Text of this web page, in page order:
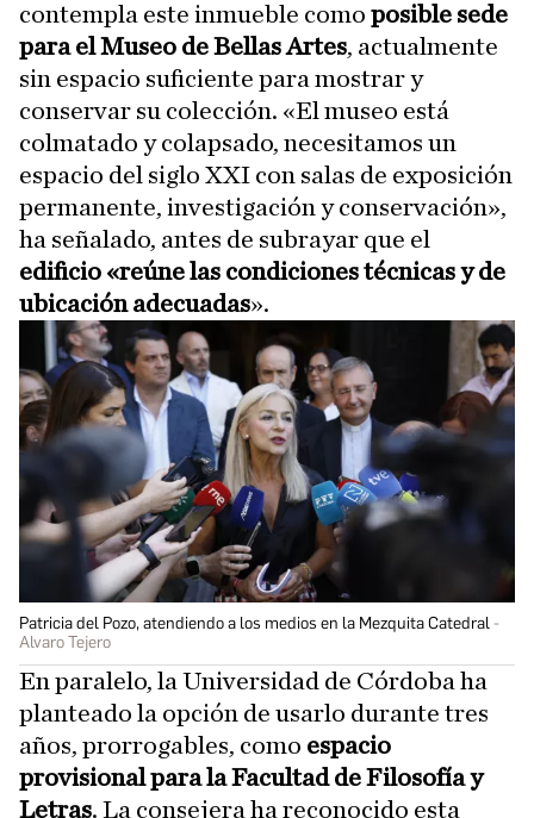
contempla este inmueble como posible sede
para el Museo de Bellas Artes, actualmente
sin espacio suficiente para mostrar y
conservar su colección. «El museo está
colmatado y colapsado, necesitamos un
espacio del siglo XXI con salas de exposición
permanente, investigación y conservación»,
ha señalado, antes de subrayar que el
edificio «reúne las condiciones técnicas y de
ubicación adecuadas».
Patricia del Pozo, atendiendo a los medios en la Mezquita Catedral
Alvaro Tejero
En paralelo, la Universidad de Córdoba ha
planteado la opción de usarlo durante tres
años, prorrogables, como espacio
provisional para la Facultad de Filosofía y
Letras. La consejera ha reconocido esta